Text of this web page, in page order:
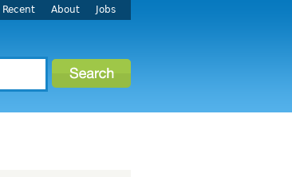
Recent About Jobs